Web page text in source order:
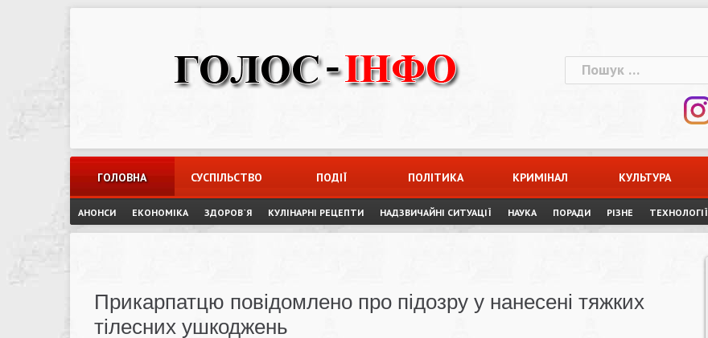
Пошук:
ГОЛОВНА СУСПІЛЬСТВО ПОДІЇ ПОЛІТИКА КРИМІНАЛ КУЛЬТУРА
АНОНСИ ЕКОНОМІКА ЗДОРОВ`Я КУЛІНАРНІ РЕЦЕПТИ НАДЗВИЧАЙНІ СИТУАЦІЇ НАУКА ПОРАДИ РІЗНЕ ТЕХНОЛОГІЇ
Прикарпатцю повідомлено про підозру у нанесені тяжких
тілесних ушкоджень